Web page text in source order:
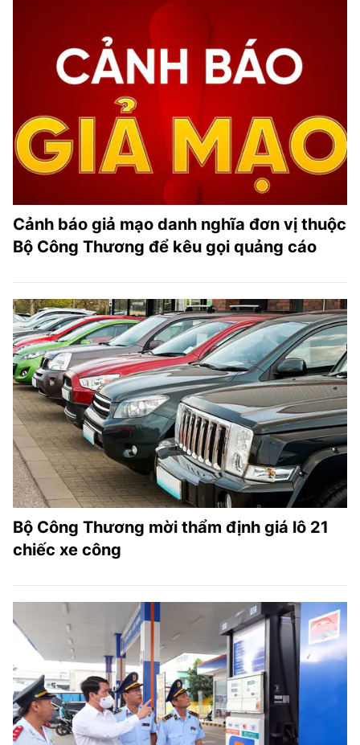
Cảnh báo giả mạo danh nghĩa đơn vị thuộc
Bộ Công Thương để kêu gọi quảng cáo
Bộ Công Thương mời thẩm định giá lô 21
chiếc xe công